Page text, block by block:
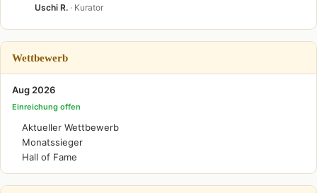
Uschi R. · Kurator
Wettbewerb
Aug 2026
Einreichung offen
Aktueller Wettbewerb
Monatssieger
Hall of Fame